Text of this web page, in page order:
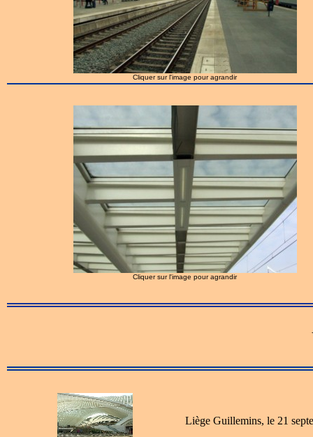
Cliquer sur l'image pour agrandir
Cliquer sur l'image pour agrandir
Liège Guillemins, le 21